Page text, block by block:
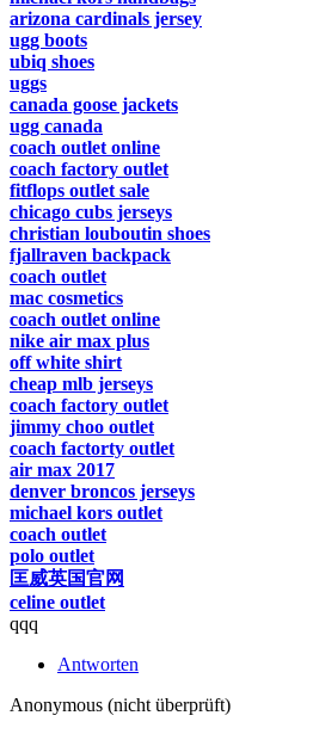
arizona cardinals jersey
ugg boots
ubiq shoes
uggs
canada goose jackets
ugg canada
coach outlet online
coach factory outlet
fitflops outlet sale
chicago cubs jerseys
christian louboutin shoes
fjallraven backpack
coach outlet
mac cosmetics
coach outlet online
nike air max plus
off white shirt
cheap mlb jerseys
coach factory outlet
jimmy choo outlet
coach factorty outlet
air max 2017
denver broncos jerseys
michael kors outlet
coach outlet
polo outlet
匡威英国官网
celine outlet
qqq
Antworten
Anonymous (nicht überprüft)